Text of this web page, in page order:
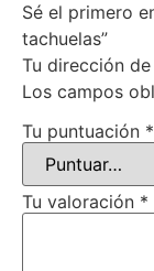
Sé el primero
tachuelas”
Tu dirección
Los campos
Tu puntuación *
Tu valoración *